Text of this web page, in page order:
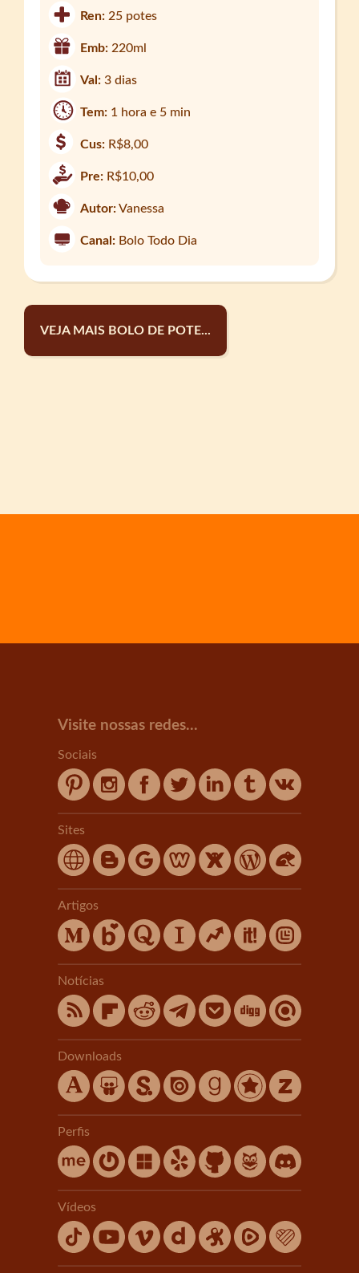
Ren: 25 potes
Emb: 220ml
Val:3 dias
Tem: 1 hora e 5 min
Cus: R$8,00
Pre: R$10,00
Autor:Vanessa
Canal: Bolo Todo Dia
VEJA MAIS BOLO DE POTE...
Visite nossas redes...
Sociais
Sites
Artigos
Notícias
Downloads
Perfis
Vídeos